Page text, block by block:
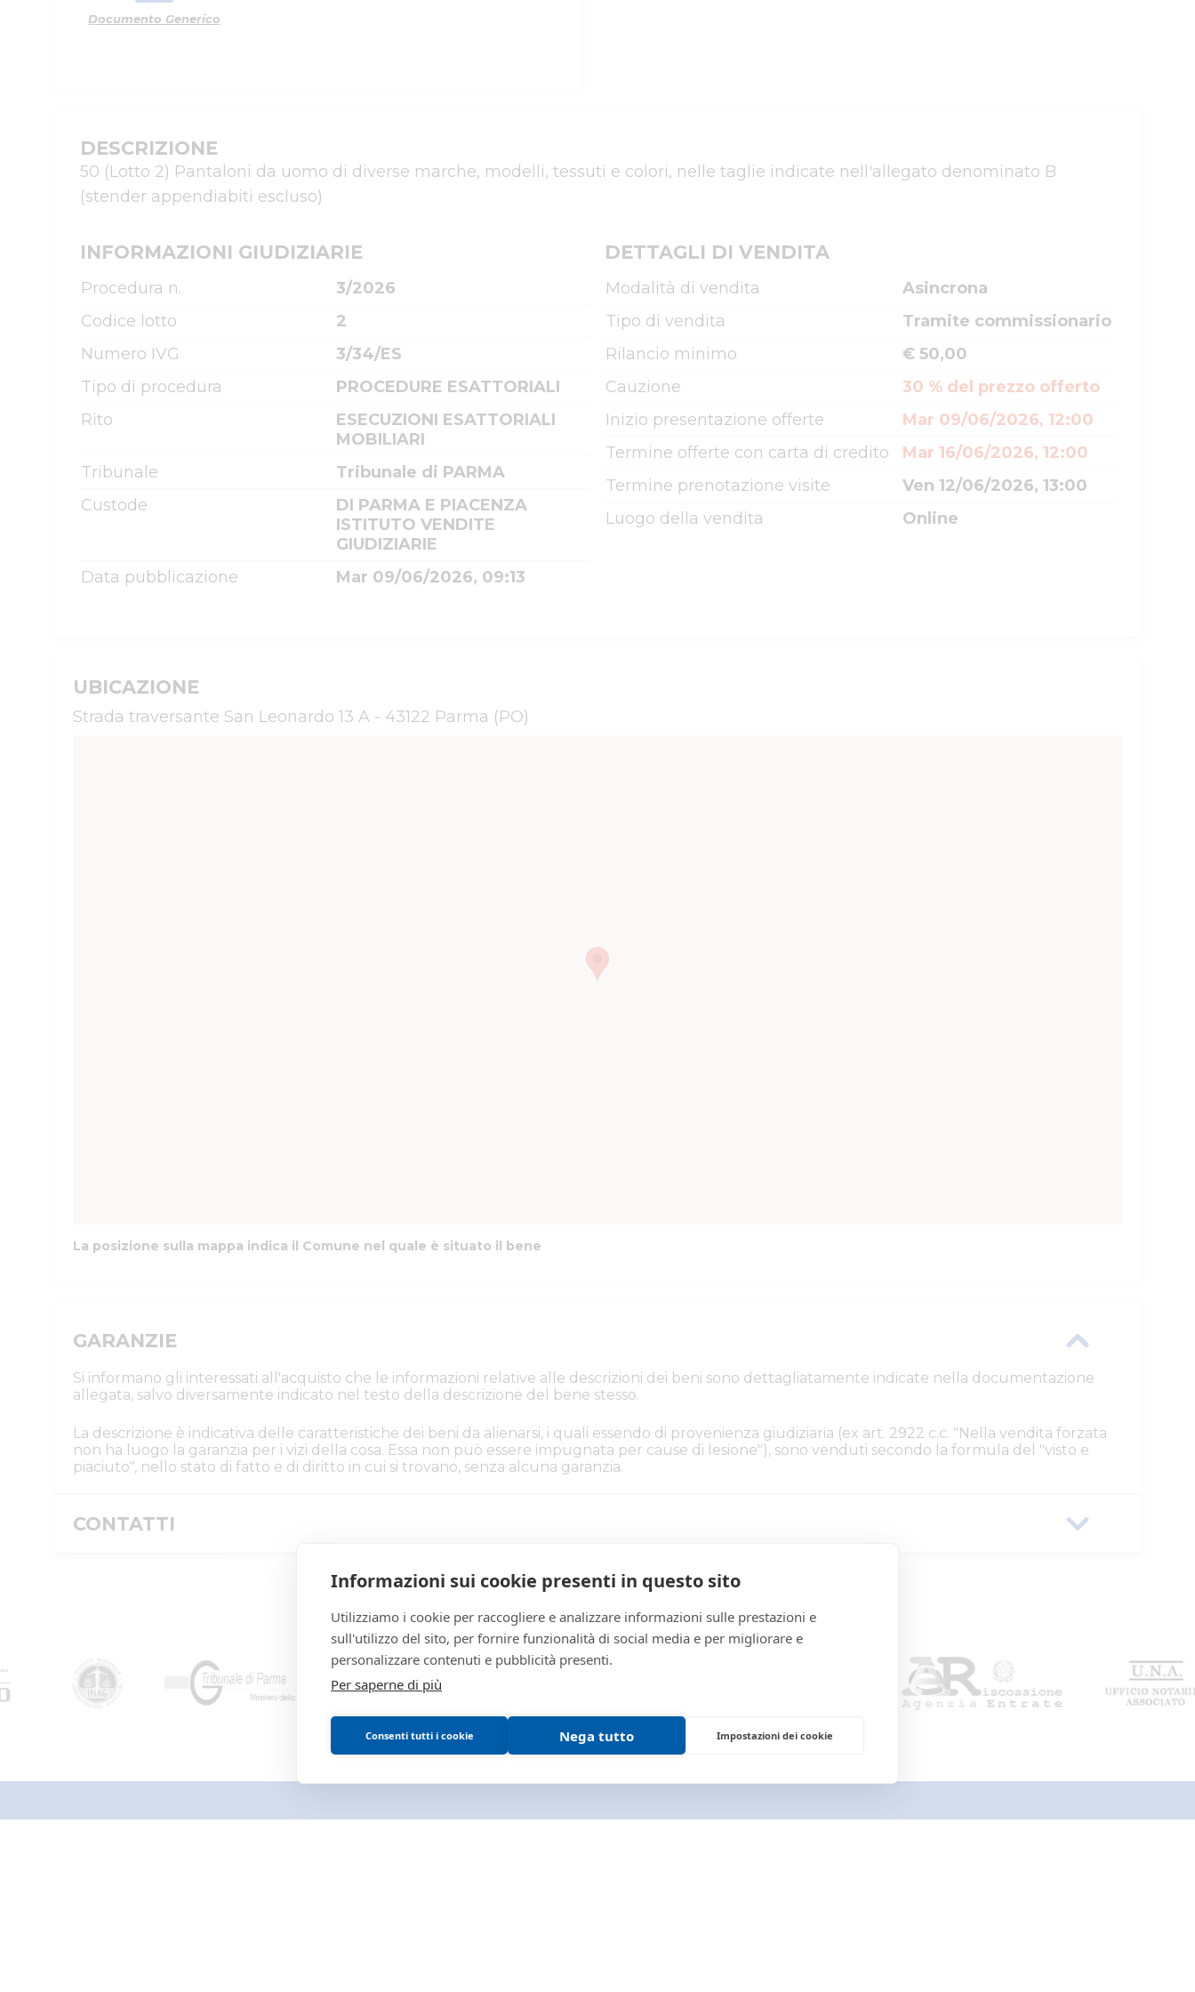
Documento Generico
DESCRIZIONE
50 (Lotto 2) Pantaloni da uomo di diverse marche, modelli, tessuti e colori, nelle taglie indicate nell'allegato denominato B
(stender appendiabiti escluso)
INFORMAZIONI GIUDIZIARIE
Procedura n.
3/2026
Codice lotto
2
Numero IVG
3/34/ES
Tipo di procedura
PROCEDURE ESATTORIALI
Rito
ESECUZIONI ESATTORIALI
MOBILIARI
Tribunale
Tribunale di PARMA
Custode
DI PARMA E PIACENZA
ISTITUTO VENDITE
GIUDIZIARIE
Data pubblicazione
Mar 09/06/2026, 09:13
DETTAGLI DI VENDITA
Modalità di vendita
Asincrona
Tipo di vendita
Tramite commissionario
Rilancio minimo
€ 50,00
Cauzione
30 % del prezzo offerto
Inizio presentazione offerte
Mar 09/06/2026, 12:00
Termine offerte con carta di credito
Mar 16/06/2026, 12:00
Termine prenotazione visite
Ven 12/06/2026, 13:00
Luogo della vendita
Online
UBICAZIONE
Strada traversante San Leonardo 13 A - 43122 Parma (PO)
La posizione sulla mappa indica il Comune nel quale è situato il bene
GARANZIE
Si informano gli interessati all'acquisto che le informazioni relative alle descrizioni dei beni sono dettagliatamente indicate nella documentazione
allegata, salvo diversamente indicato nel testo della descrizione del bene stesso.
La descrizione è indicativa delle caratteristiche dei beni da alienarsi, i quali essendo di provenienza giudiziaria (ex art. 2922 c.c. "Nella vendita forzata
non ha luogo la garanzia per i vizi della cosa. Essa non può essere impugnata per cause di lesione"), sono venduti secondo la formula del "visto e
piaciuto", nello stato di fatto e di diritto in cui si trovano, senza alcuna garanzia.
CONTATTI
DI PARMA E PIACENZA ISTITUTO VENDITE GIUDIZIARIE
isvegi@ivgparma.it
Informazioni sui cookie presenti in questo sito
Utilizziamo i cookie per raccogliere e analizzare informazioni sulle prestazioni e
sull'utilizzo del sito, per fornire funzionalità di social media e per migliorare e
personalizzare contenuti e pubblicità presenti.
Per saperne di più
Consenti tutti i cookie Nega tutto Impostazioni dei cookie